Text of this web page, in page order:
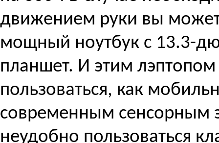
движением руки вы
мощный ноутбук с 13.3-
планшет. И этим
пользоваться, как
современным сенсорным
неудобно пользоваться